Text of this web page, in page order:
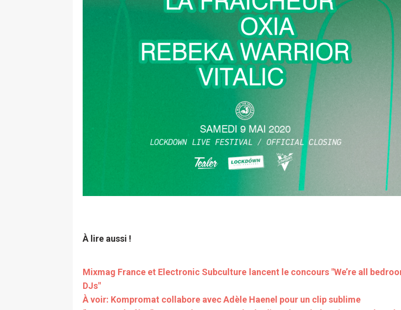
À lire aussi !
Mixmag France et Electronic Subculture lancent le concours "We’re all
DJs"
À voir: Kompromat collabore avec Adèle Haenel pour un clip sublime